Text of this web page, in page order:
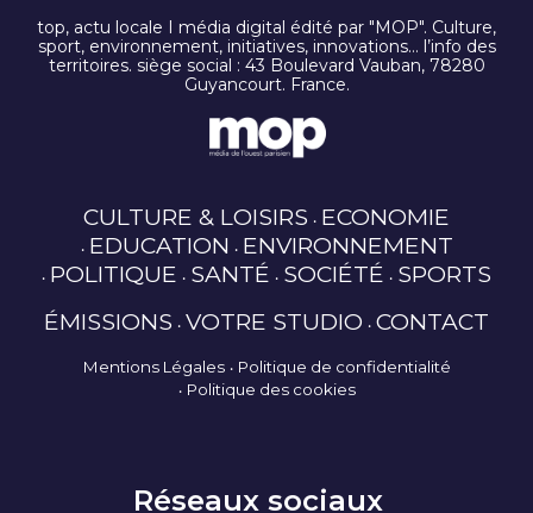
top, actu locale I média digital édité par "MOP". Culture,
sport, environnement, initiatives, innovations… l’info des
territoires. siège social : 43 Boulevard Vauban, 78280
Guyancourt. France.
CULTURE & LOISIRS ECONOMIE
EDUCATION ENVIRONNEMENT
POLITIQUE SANTÉ SOCIÉTÉ SPORTS
ÉMISSIONS VOTRE STUDIO CONTACT
Mentions Légales
Politique de confidentialité
Politique des cookies
Réseaux sociaux